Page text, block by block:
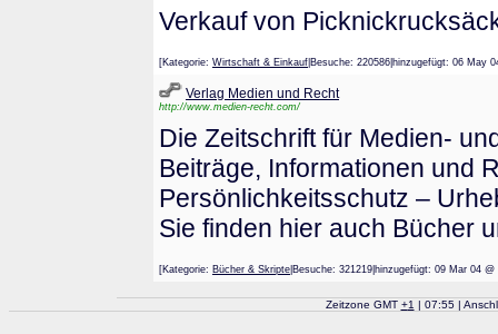
Verkauf von
[Kategorie: Wirtschaft & Einkauf |Besuche: 220586|hinzugefügt: 06
Verlag Medien und Recht
http://www.medien-recht.com/
Die Zeitschrift für Medien-
Beiträge, Informationen und
Persönlichkeitsschutz –
Sie finden hier auch Bücher
[Kategorie: Bücher & Skripte |Besuche: 321219|hinzugefügt: 09 Mar
Zeitzone GMT +1 | 07:55 |